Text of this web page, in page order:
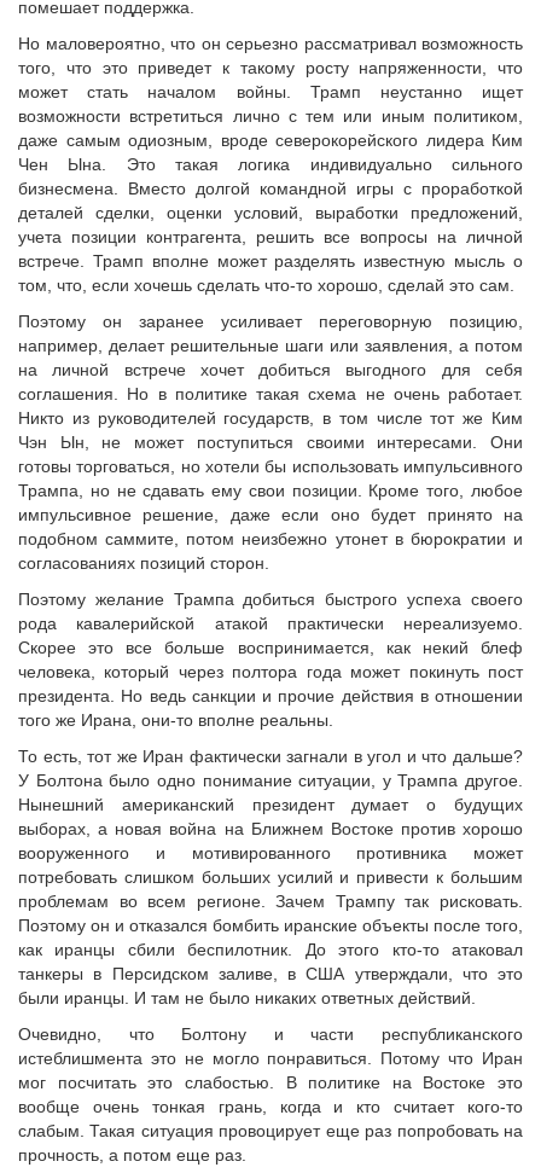
помешает поддержка.
Но маловероятно, что он серьезно рассматривал возможность
того, что это приведет к такому росту напряженности, что
может стать началом войны. Трамп неустанно ищет
возможности встретиться лично с тем или иным политиком,
даже самым одиозным, вроде северокорейского лидера Ким
Чен Ына. Это такая логика индивидуально сильного
бизнесмена. Вместо долгой командной игры с проработкой
деталей сделки, оценки условий, выработки предложений,
учета позиции контрагента, решить все вопросы на личной
встрече. Трамп вполне может разделять известную мысль о
том, что, если хочешь сделать что-то хорошо, сделай это сам.
Поэтому он заранее усиливает переговорную позицию,
например, делает решительные шаги или заявления, а потом
на личной встрече хочет добиться выгодного для себя
соглашения. Но в политике такая схема не очень работает.
Никто из руководителей государств, в том числе тот же Ким
Чэн Ын, не может поступиться своими интересами. Они
готовы торговаться, но хотели бы использовать импульсивного
Трампа, но не сдавать ему свои позиции. Кроме того, любое
импульсивное решение, даже если оно будет принято на
подобном саммите, потом неизбежно утонет в бюрократии и
согласованиях позиций сторон.
Поэтому желание Трампа добиться быстрого успеха своего
рода кавалерийской атакой практически нереализуемо.
Скорее это все больше воспринимается, как некий блеф
человека, который через полтора года может покинуть пост
президента. Но ведь санкции и прочие действия в отношении
того же Ирана, они-то вполне реальны.
То есть, тот же Иран фактически загнали в угол и что дальше?
У Болтона было одно понимание ситуации, у Трампа другое.
Нынешний американский президент думает о будущих
выборах, а новая война на Ближнем Востоке против хорошо
вооруженного и мотивированного противника может
потребовать слишком больших усилий и привести к большим
проблемам во всем регионе. Зачем Трампу так рисковать.
Поэтому он и отказался бомбить иранские объекты после того,
как иранцы сбили беспилотник. До этого кто-то атаковал
танкеры в Персидском заливе, в США утверждали, что это
были иранцы. И там не было никаких ответных действий.
Очевидно, что Болтону и части республиканского
истеблишмента это не могло понравиться. Потому что Иран
мог посчитать это слабостью. В политике на Востоке это
вообще очень тонкая грань, когда и кто считает кого-то
слабым. Такая ситуация провоцирует еще раз попробовать на
прочность, а потом еще раз.